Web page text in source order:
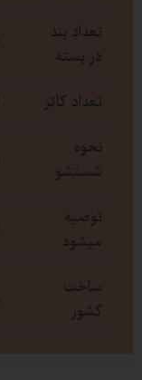
تعداد بند
در بسته
تعداد کاتر
نحوه
شستشو
توصیه
میشود
ساخت
کشور